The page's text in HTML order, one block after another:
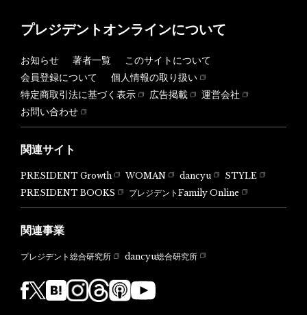
プレジデントオンラインについて
お知らせ 著者一覧
このサイトについて
会員登録について
個人情報の取り扱い
特定商取引法に基づく表示
広告掲載
運営会社
お問い合わせ
関連サイト
PRESIDENT Growth WOMAN dancyu
STYLE
PRESIDENT BOOKS
プレジデントFamily Online
関連事業
プレジデント総合研究所 dancyu総合研究所